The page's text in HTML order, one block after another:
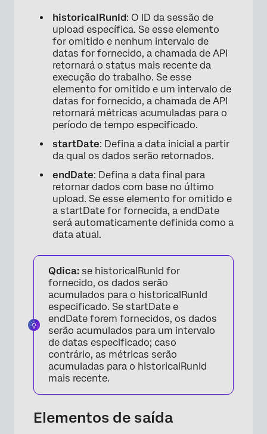
historicalRunId: O ID da sessão de
upload específica. Se esse elemento
for omitido e nenhum intervalo de
datas for fornecido, a chamada de API
retornará o status mais recente da
execução do trabalho. Se esse
elemento for omitido e um intervalo de
datas for fornecido, a chamada de API
retornará métricas acumuladas para o
período de tempo especificado.
startDate: Defina a data inicial a partir
da qual os dados serão retornados.
endDate: Defina a data final para
retornar dados com base no último
upload. Se esse elemento for omitido e
a startDate for fornecida, a endDate
será automaticamente definida como a
data atual.
Qdica: se historicalRunId for
fornecido, os dados serão
acumulados para o historicalRunId
especificado. Se startDate e
endDate forem fornecidos, os dados
serão acumulados para um intervalo
de datas especificado; caso
contrário, as métricas serão
acumuladas para o historicalRunId
mais recente.
Elementos de saída